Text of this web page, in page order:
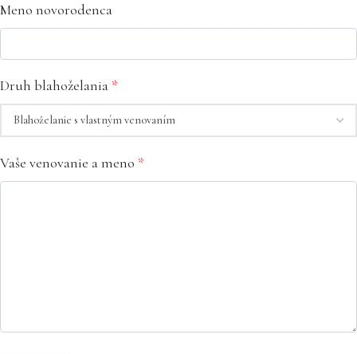
Meno novorodenca
Druh blahoželania *
Vaše venovanie a meno *